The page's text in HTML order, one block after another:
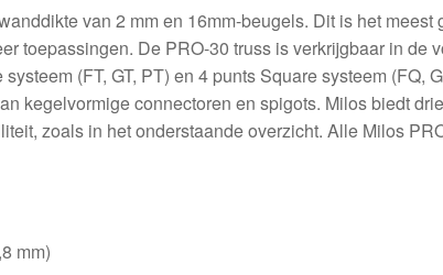
van 2 mm en 16mm-beugels. Dit is het meest
toepassingen. De PRO-30 truss is verkrijgbaar in de
(FT, GT, PT) en 4 punts Square systeem (FQ,
kegelvormige connectoren en spigots. Milos biedt drie
zoals in het onderstaande overzicht. Alle Milos
mm)